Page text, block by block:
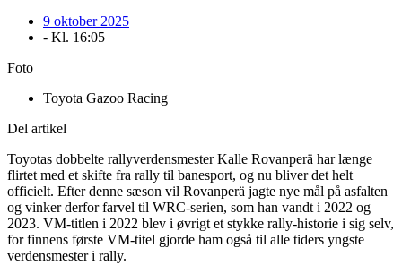
9 oktober 2025
- Kl. 16:05
Foto
Toyota Gazoo Racing
Del artikel
Toyotas dobbelte rallyverdensmester Kalle Rovanperä har længe
flirtet med et skifte fra rally til banesport, og nu bliver det helt
officielt. Efter denne sæson vil Rovanperä jagte nye mål på asfalten
og vinker derfor farvel til WRC-serien, som han vandt i 2022 og
2023. VM-titlen i 2022 blev i øvrigt et stykke rally-historie i sig selv,
for finnens første VM-titel gjorde ham også til alle tiders yngste
verdensmester i rally.